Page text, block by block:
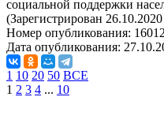
социальной поддержки
(Зарегистрирован
Номер опубликования:
Дата опубликования:
1 10 20 50 ВСЕ
1 2 3 4 ... 10